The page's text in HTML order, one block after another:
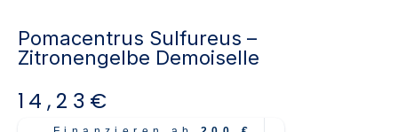
Pomacentrus Sulfureus –
Zitronengelbe Demoiselle
14,23 €